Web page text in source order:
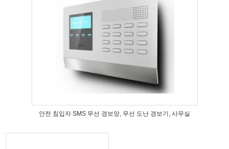
안전 침입자 SMS 무선 경보망, 무선 도난 경보기, 사무실